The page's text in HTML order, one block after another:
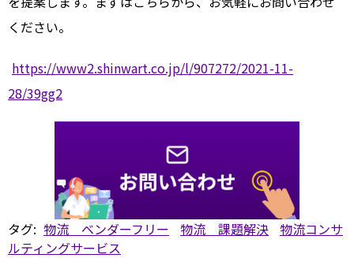
ください。
https://www2.shinwart.co.jp/l/907272/2021-11-
28/39gg2
タグ: 物流 ベンダーフリー 物流 課題解決
物流コンサ
ルティングサービス